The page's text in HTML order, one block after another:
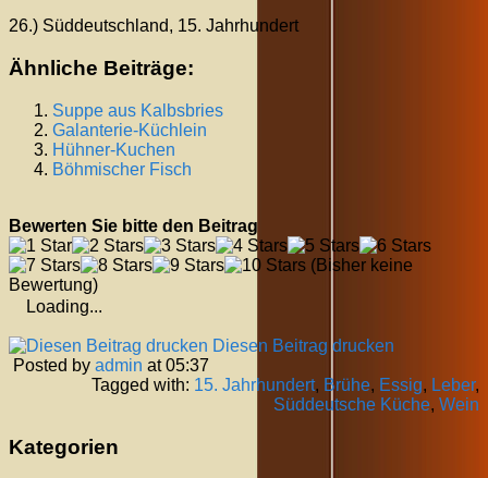
26.) Süddeutschland, 15. Jahrhundert
Ähnliche Beiträge:
Suppe aus Kalbsbries
Galanterie-Küchlein
Hühner-Kuchen
Böhmischer Fisch
Bewerten Sie bitte den Beitrag
(Bisher keine
Bewertung)
Loading...
Diesen Beitrag drucken
Posted by admin at 05:37
Tagged with: 15. Jahrhundert, Brühe, Essig, Leber,
Süddeutsche Küche, Wein
Kategorien